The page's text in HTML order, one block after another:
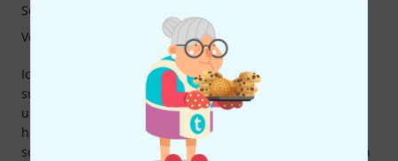
Ich bin kein Percusionist, aber wir finden die Klanghölzer
super. Sie haben einen schönen klang, haben tolle Farben
und sind robust. Vor allem sind sie gut verarbeitet und
haben keinen scharfen kannten. Für den Preis sind sie fast
schon zu günstig, meines Erachtens. Wir haben im Übrigen
Sound
Verarbeitung